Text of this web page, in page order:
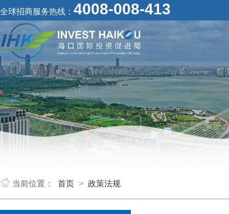
全球招商服务热线： 4008-008-413
当前位置： 首页 > 政策法规